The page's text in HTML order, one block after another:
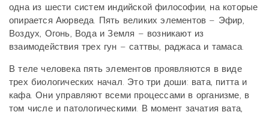
одна из шести систем индийской философии, на которые
опирается Аюрведа. Пять великих элементов – Эфир,
Воздух, Огонь, Вода и Земля – возникают из
взаимодействия трех гун – саттвы, раджаса и тамаса.
В теле человека пять элементов проявляются в виде
трех биологических начал. Это три доши: вата, питта и
кафа. Они управляют всеми процессами в организме, в
том числе и патологическими. В момент зачатия вата,